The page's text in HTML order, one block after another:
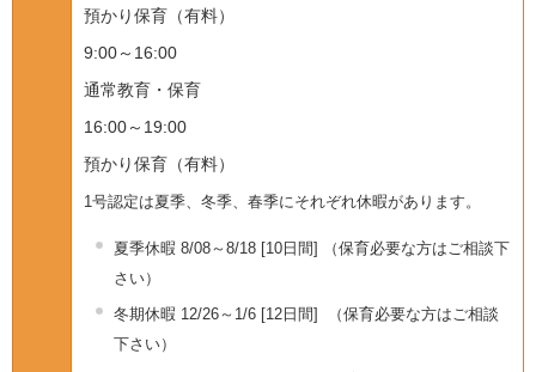
預かり保育（有料）
9:00～16:00
通常教育・保育
16:00～19:00
預かり保育（有料）
1号認定は夏季、冬季、春季にそれぞれ休暇があります。
夏季休暇 8/08～8/18 [10日間] （保育必要な方はご相談下
さい）
冬期休暇 12/26～1/6 [12日間] （保育必要な方はご相談
下さい）